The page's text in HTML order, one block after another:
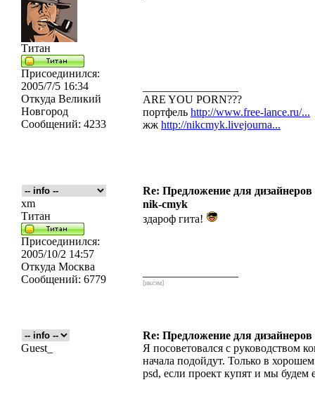
Титан
Присоединился:
2005/7/5 16:34
Откуда Великий
Новгород
Сообщений: 4233
ARE YOU PORN???
портфель http://www.free-lance.ru/...
жж http://nikcmyk.livejourna...
Re: Предложение для
xm
Титан
Присоединился:
2005/10/2 14:57
Откуда Москва
Сообщений: 6779
nik-cmyk
здароф гита!
[икс́эм]
Re: Предложение для
Guest_
Я посоветовался с руководством
начала подойдут. Только в
psd, если проект купят и мы будем